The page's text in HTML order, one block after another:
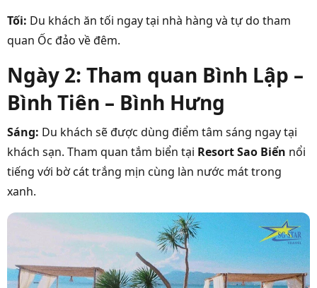
Tối: Du khách ăn tối ngay tại nhà hàng và tự do tham
quan Ốc đảo về đêm.
Ngày 2: Tham quan Bình Lập –
Bình Tiên – Bình Hưng
Sáng: Du khách sẽ được dùng điểm tâm sáng ngay tại
khách sạn. Tham quan tắm biển tại Resort Sao Biển nổi
tiếng với bờ cát trắng mịn cùng làn nước mát trong
xanh.